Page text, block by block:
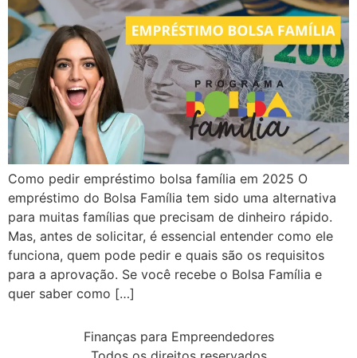
Como pedir empréstimo bolsa família em 2025 O
empréstimo do Bolsa Família tem sido uma alternativa
para muitas famílias que precisam de dinheiro rápido.
Mas, antes de solicitar, é essencial entender como ele
funciona, quem pode pedir e quais são os requisitos
para a aprovação. Se você recebe o Bolsa Família e
quer saber como […]
Finanças para Empreendedores